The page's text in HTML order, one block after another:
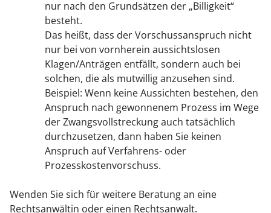
nur nach den Grundsätzen der „Billigkeit“
besteht.
Das heißt, dass der Vorschussanspruch nicht
nur bei von vornherein aussichtslosen
Klagen/Anträgen entfällt, sondern auch bei
solchen, die als mutwillig anzusehen sind.
Beispiel: Wenn keine Aussichten bestehen, den
Anspruch nach gewonnenem Prozess im Wege
der Zwangsvollstreckung auch tatsächlich
durchzusetzen, dann haben Sie keinen
Anspruch auf Verfahrens- oder
Prozesskostenvorschuss.
Wenden Sie sich für weitere Beratung an eine
Rechtsanwältin oder einen Rechtsanwalt.